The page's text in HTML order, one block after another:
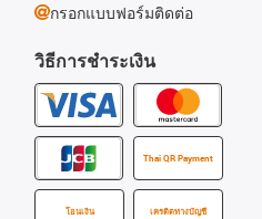
วิธีการชำระเงิน
Thai QR Payment
โอนเงิน เครดิตทางบัญชี
กรอกแบบฟอร์มติดต่อ